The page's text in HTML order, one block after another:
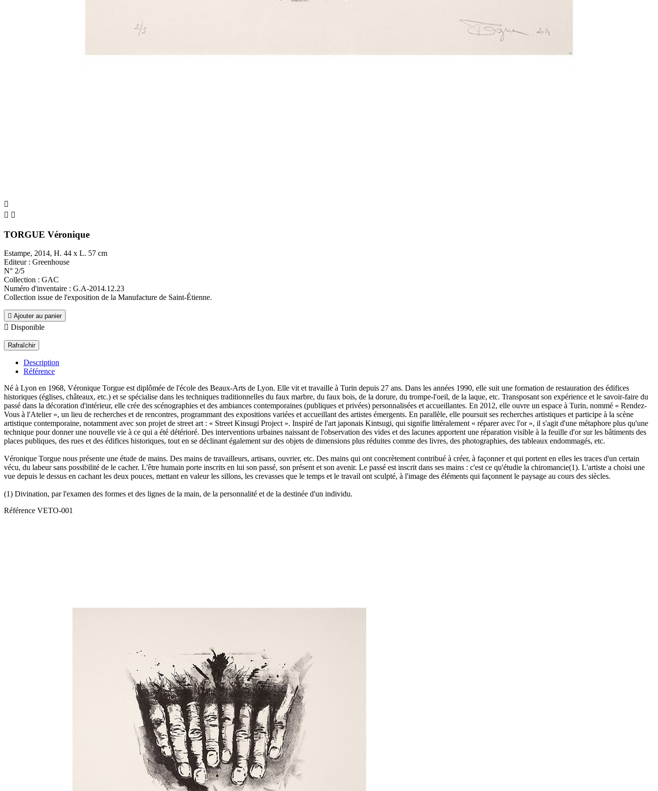

 
TORGUE Véronique
Estampe, 2014, H. 44 x L. 57 cm
Editeur : Greenhouse
N° 2/5
Collection : GAC
Numéro d'inventaire : G.A-2014.12.23
Collection issue de l'exposition de la Manufacture de Saint-Étienne.
 Ajouter au panier
 Disponible
Description
Référence
Né à Lyon en 1968, Véronique Torgue est diplômée de l'école des Beaux-Arts de Lyon. Elle vit et travaille à Turin depuis 27 ans. Dans les années 1990, elle suit une formation de restauration des édifices
historiques (églises, châteaux, etc.) et se spécialise dans les techniques traditionnelles du faux marbre, du faux bois, de la dorure, du trompe-l'oeil, de la laque, etc. Transposant son expérience et le savoir-faire du
passé dans la décoration d'intérieur, elle crée des scénographies et des ambiances contemporaines (publiques et privées) personnalisées et accueillantes. En 2012, elle ouvre un espace à Turin, nommé « Rendez-
Vous à l'Atelier », un lieu de recherches et de rencontres, programmant des expositions variées et accueillant des artistes émergents. En parallèle, elle poursuit ses recherches artistiques et participe à la scène
artistique contemporaine, notamment avec son projet de street art : « Street Kinsugi Project ». Inspiré de l'art japonais Kintsugi, qui signifie littéralement « réparer avec l'or », il s'agit d'une métaphore plus qu'une
technique pour donner une nouvelle vie à ce qui a été détérioré. Des interventions urbaines naissant de l'observation des vides et des lacunes apportent une réparation visible à la feuille d'or sur les bâtiments des
places publiques, des rues et des édifices historiques, tout en se déclinant également sur des objets de dimensions plus réduites comme des livres, des photographies, des tableaux endommagés, etc.
Véronique Torgue nous présente une étude de mains. Des mains de travailleurs, artisans, ouvrier, etc. Des mains qui ont concrètement contribué à créer, à façonner et qui portent en elles les traces d'un certain
vécu, du labeur sans possibilité de le cacher. L'être humain porte inscrits en lui son passé, son présent et son avenir. Le passé est inscrit dans ses mains : c'est ce qu'étudie la chiromancie(1). L'artiste a choisi une
vue depuis le dessus en cachant les deux pouces, mettant en valeur les sillons, les crevasses que le temps et le travail ont sculpté, à l'image des éléments qui façonnent le paysage au cours des siècles.
(1) Divination, par l'examen des formes et des lignes de la main, de la personnalité et de la destinée d'un individu.
Référence VETO-001